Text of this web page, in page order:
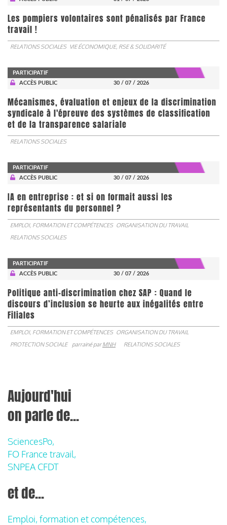
Les pompiers volontaires sont pénalisés par France
travail !
RELATIONS SOCIALES VIE ÉCONOMIQUE, RSE & SOLIDARITÉ
PARTICIPATIF
ACCÈS PUBLIC
30 / 07 / 2026
Mécanismes, évaluation et enjeux de la discrimination
syndicale à l'épreuve des systèmes de classification
et de la transparence salariale
RELATIONS SOCIALES
PARTICIPATIF
ACCÈS PUBLIC
30 / 07 / 2026
IA en entreprise : et si on formait aussi les
représentants du personnel ?
EMPLOI, FORMATION ET COMPÉTENCES ORGANISATION DU TRAVAIL
RELATIONS SOCIALES
PARTICIPATIF
ACCÈS PUBLIC
30 / 07 / 2026
Politique anti-discrimination chez SAP : Quand le
discours d’inclusion se heurte aux inégalités entre
Filiales
EMPLOI, FORMATION ET COMPÉTENCES ORGANISATION DU TRAVAIL
PROTECTION SOCIALE
parrainé parMNH RELATIONS SOCIALES
Aujourd'hui
on parle de...
SciencesPo,
FO France travail,
SNPEA CFDT
et de...
Emploi, formation et compétences,